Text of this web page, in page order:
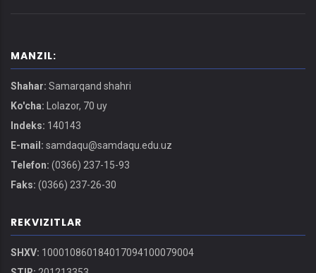
MANZIL:
Shahar: Samarqand shahri
Ko'cha: Lolazor, 70 uy
Indeks: 140143
E-mail: samdaqu@samdaqu.edu.uz
Telefon: (0366) 237-15-93
Faks: (0366) 237-26-30
REKVIZITLAR
SHXV: 100010860184017094100079004